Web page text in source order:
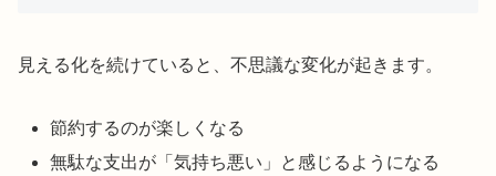
見える化を続けていると、不思議な変化が起きます。
節約するのが楽しくなる
無駄な支出が「気持ち悪い」と感じるようになる